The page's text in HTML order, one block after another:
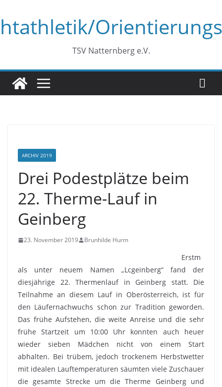
Inhalt
springen
TSV Natternberg e.V.
ARCHIV 2019
Drei Podestplätze beim
22. Therme-Lauf in
Geinberg
23. November 2019 Brunhilde Hurm
Erstm
als unter neuem Namen „Lcgeinberg“ fand der
diesjährige 22. Thermenlauf in Geinberg statt. Die
Teilnahme an diesem Lauf in Oberösterreich, ist für
den Läufernachwuchs schon zur Tradition geworden.
Das frühe Aufstehen, die weite Anreise und die sehr
frühe Startzeit um 10:00 Uhr konnten auch heuer
wieder sieben Mädchen nicht von einem Start
abhalten. Bei trübem, jedoch trockenem Herbstwetter
mit idealen Lauftemperaturen säumten viele Zuschauer
die gesamte Strecke um die Therme Geinberg und